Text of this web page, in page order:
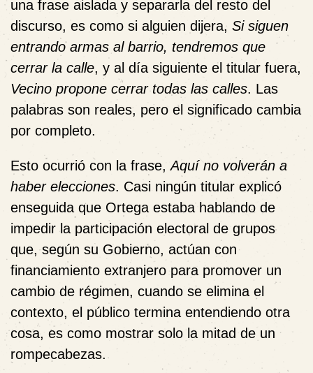
una frase aislada y separarla del resto del
discurso, es como si alguien dijera, Si siguen
entrando armas al barrio, tendremos que
cerrar la calle, y al día siguiente el titular fuera,
Vecino propone cerrar todas las calles. Las
palabras son reales, pero el significado cambia
por completo.
Esto ocurrió con la frase,Aquí no volverán a
haber elecciones. Casi ningún titular explicó
enseguida que Ortega estaba hablando de
impedir la participación electoral de grupos
que, según su Gobierno, actúan con
financiamiento extranjero para promover un
cambio de régimen, cuando se elimina el
contexto, el público termina entendiendo otra
cosa, es como mostrar solo la mitad de un
rompecabezas.